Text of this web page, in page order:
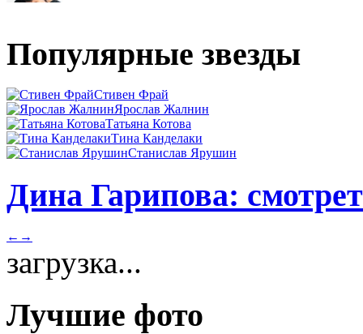
Популярные звезды
Стивен Фрай
Ярослав Жалнин
Татьяна Котова
Тина Канделаки
Станислав Ярушин
Дина Гарипова:
← →
загрузка...
Лучшие фото